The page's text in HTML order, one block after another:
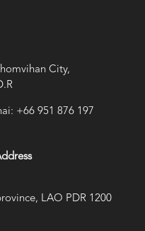
City,
+66 951 876 197
LAO PDR 1200